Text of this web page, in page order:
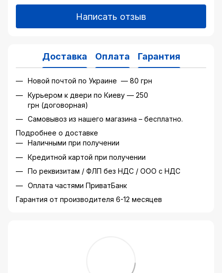
Написать отзыв
Доставка Оплата Гарантия
Новой почтой по Украине — 80 грн
Курьером к двери по Киеву — 250
грн (договорная)
Самовывоз из нашего магазина – бесплатно.
Подробнее о доставке
Наличными при получении
Кредитной картой при получении
По реквизитам / ФЛП без НДС / ООО с НДС
Оплата частями ПриватБанк
Гарантия от производителя 6-12 месяцев